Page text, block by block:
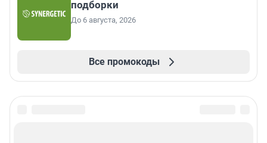
подборки
До 6 августа, 2026
Все промокоды